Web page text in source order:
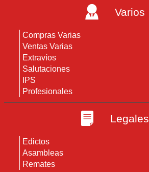
Varios
Compras Varias
Ventas Varias
Extravíos
Salutaciones
IPS
Profesionales
Legales
Edictos
Asambleas
Remates